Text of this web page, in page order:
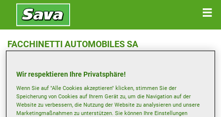
FACCHINETTI AUTOMOBILES SA
Anfahrtsbeschreibung
Telefonnummer anzeigen
Wir respektieren Ihre Privatsphäre!
Wenn Sie auf "Alle Cookies akzeptieren" klicken, stimmen Sie der
Speicherung von Cookies auf Ihrem Gerät zu, um die Navigation auf der
Website zu verbessern, die Nutzung der Website zu analysieren und unsere
Marketingmaßnahmen zu unterstützen. Sie können Ihre Einstellungen